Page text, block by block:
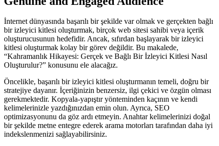
İnternet dünyasında başarılı bir şekilde var olmak ve gerçekten bağlı
bir izleyici kitlesi oluşturmak, birçok web sitesi sahibi veya içerik
oluşturucusunun hedefidir. Ancak, sıfırdan başlayarak bir izleyici
kitlesi oluşturmak kolay bir görev değildir. Bu makalede,
“Kahramanlık Hikayesi: Gerçek ve Bağlı Bir İzleyici Kitlesi Nasıl
Oluşturulur?” konusunu ele alacağız.
Öncelikle, başarılı bir izleyici kitlesi oluşturmanın temeli, doğru bir
stratejiye dayanır. İçeriğinizin benzersiz, ilgi çekici ve özgün olması
gerekmektedir. Kopyala-yapıştır yönteminden kaçının ve kendi
kelimelerinizle yazdığınızdan emin olun. Ayrıca, SEO
optimizasyonunu da göz ardı etmeyin. Anahtar kelimelerinizi doğal
bir şekilde metne entegre ederek arama motorları tarafından daha iyi
indekslenmenizi sağlayabilirsiniz.